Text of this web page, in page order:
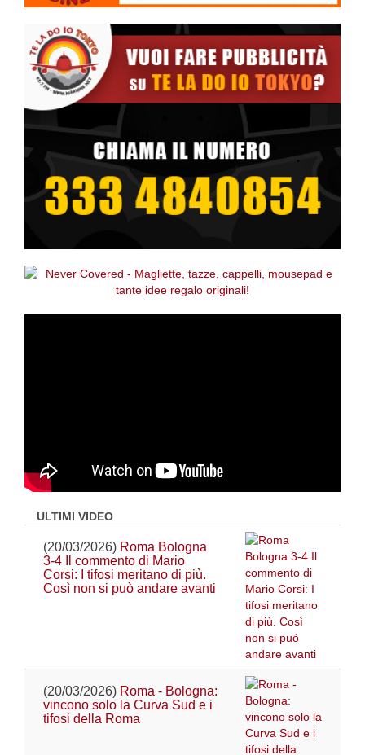
ULTIMI VIDEO
(20/03/2026) Roma Bologna
3-4 Il commento di Mario
Corsi: I tifosi meritano di più.
Così non si può andare avanti
(20/03/2026) Roma - Bologna:
vincono solo la Curva Sud e i
tifosi della Roma